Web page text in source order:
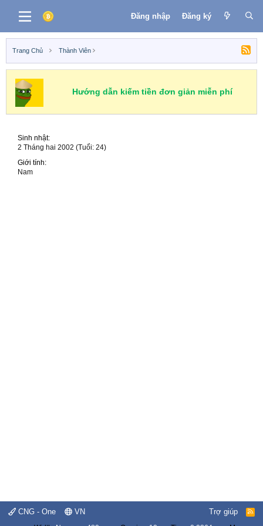
Đăng nhập Đăng ký
Trang Chủ Thành Viên
Hướng dẫn kiếm tiền đơn giản miễn phí
Sinh nhật
2 Tháng hai 2002 (Tuổi: 24)
Giới tính
Nam
CNG - One VN Trợ giúp
R